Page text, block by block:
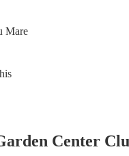
Mare
Center